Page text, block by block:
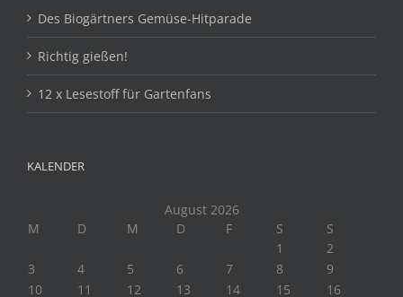
Des Biogärtners Gemüse-Hitparade
Richtig gießen!
12 x Lesestoff für Gartenfans
KALENDER
August 2026
M
D M D F S
S
1
2
3
4 5 6 7 8
9
10
11 12 13 14 15 16